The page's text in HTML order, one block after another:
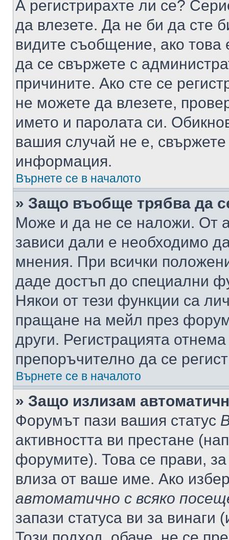
А регистрирахте ли се?
да влезете. Да не би да сте
видите съобщение, ако това
да се свържете с
причините. Ако сте се
не можете да влезете,
името и паролата си.
вашия случай не е,
информация.
Върнете се в началото
» Защо въобще трябва да
Може и да не се наложи. От
зависи дали е необходимо
мнения. При всички
даде достъп до специални
Някои от тези функции са
пращане на мейл през
други. Регистрацията
препоръчително да се
Върнете се в началото
» Защо излизам
Форумът пази вашия статус
активността ви престане
форумите). Това се прави,
влиза от ваше име. Ако
автоматично с всяко
запази статуса ви за винаги